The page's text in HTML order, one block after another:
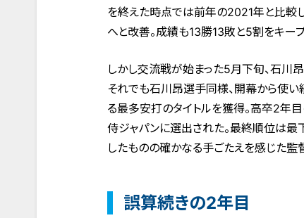
を終えた時点では前年の2021年と比較
へと改善。成績も13勝13敗と5割をキー
しかし交流戦が始まった5月下旬、石川
それでも石川昂選手同様、開幕から使
る最多安打のタイトルを獲得。高卒2年目
侍ジャパンに選出された。最終順位は
したものの確かなる手ごたえを感じた監
誤算続きの2年目